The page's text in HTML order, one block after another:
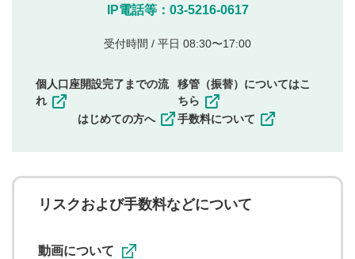
他のサイトへの誘導や営利目的、広告・宣伝を目
他者の権利（商標、著作権、その他の知的財産
同一内容の多重投稿
その他当社が不適切と判断した投稿
一度投稿した評価およびコメントの変更・削除はできま
ことを承諾したものとします。また、利用者は、コメント
に関する著作者人格権を行使しないことに同意します。利
用者が投稿したコメントは、当社サービスの広告・宣伝、
ることがあります。
IP電話等：03-5216-0617
受付時間 / 平日 08:30〜17:00
個人口座開設完了までの流
れ
はじめての方へ
移管（振替）についてはこ
ちら
手数料について
リスクおよび手数料などについて
動画について